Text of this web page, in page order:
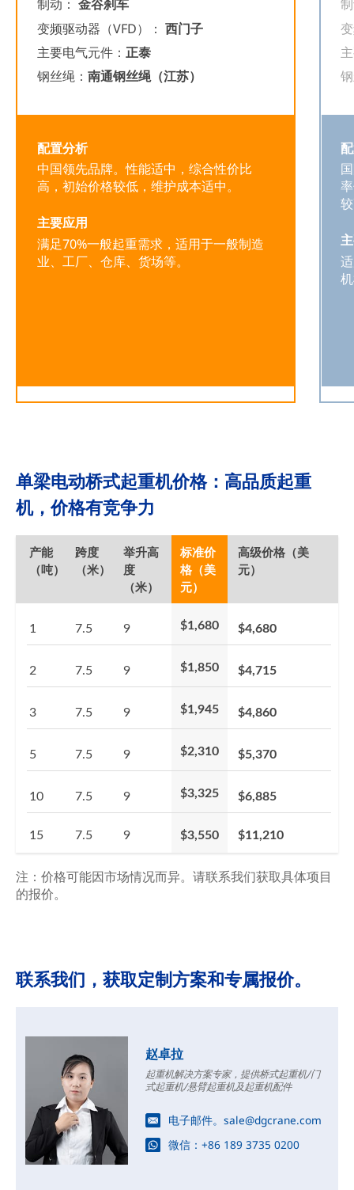
制动：金谷刹车
变频驱动器（VFD）： 西门子
主要电气元件：正泰
钢丝绳：南通钢丝绳（江苏）
配置分析
中国领先品牌。性能适中，综合性价比
高，初始价格较低，维护成本适中。
主要应用
满足70%一般起重需求，适用于一般制造
业、工厂、仓库、货场等。
单梁电动桥式起重机价格：高品质起重
机，价格有竞争力
产能
（吨）
跨度
（米）
举升高
度
（米）
标准价
格（美
元）
高级价格（美
元）
1 7.5 9 $1,680 $4,680
2 7.5 9 $1,850 $4,715
3 7.5 9 $1,945 $4,860
5 7.5 9 $2,310 $5,370
10 7.5 9 $3,325 $6,885
15 7.5 9 $3,550 $11,210
注：价格可能因市场情况而异。请联系我们获取具体项目
的报价。
联系我们，获取定制方案和专属报价。
赵卓拉
起重机解决方案专家，提供桥式起重机/门
式起重机/悬臂起重机及起重机配件
电子邮件。 sale@dgcrane.com
微信： +86 189 3735 0200